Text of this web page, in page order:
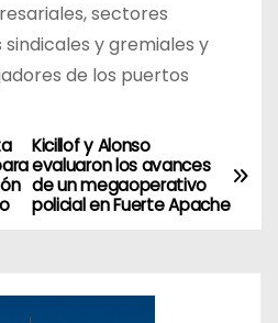
sectores
y gremiales y
de los puertos
Kicillof y Alonso
evaluaron los avances
de un megaoperativo
policial en Fuerte Apache